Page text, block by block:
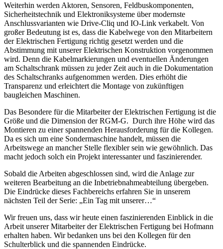
Weiterhin werden Aktoren, Sensoren, Feldbuskomponenten,
Sicherheitstechnik und Elektroniksysteme über modernste
Anschlussvarianten wie Drive-Cliq und IO-Link verkabelt. Von
großer Bedeutung ist es, dass die Kabelwege von den Mitarbeitern
der Elektrischen Fertigung richtig gesetzt werden und die
Abstimmung mit unserer Elektrischen Konstruktion vorgenommen
wird. Denn die Kabelmarkierungen und eventuellen Änderungen
am Schaltschrank müssen zu jeder Zeit auch in die Dokumentation
des Schaltschranks aufgenommen werden. Dies erhöht die
Transparenz und erleichtert die Montage von zukünftigen
baugleichen Maschinen.
Das Besondere für die Mitarbeiter der Elektrischen Fertigung ist die
Größe und die Dimension der RGM-G. Durch ihre Höhe wird das
Montieren zu einer spannenden Herausforderung für die Kollegen.
Da es sich um eine Sondermaschine handelt, müssen die
Arbeitswege an mancher Stelle flexibler sein wie gewöhnlich. Das
macht jedoch solch ein Projekt interessanter und faszinierender.
Sobald die Arbeiten abgeschlossen sind, wird die Anlage zur
weiteren Bearbeitung an die Inbetriebnahmeabteilung übergeben.
Die Eindrücke dieses Fachbereichs erfahren Sie in unserem
nächsten Teil der Serie: „Ein Tag mit unserer…“
Wir freuen uns, dass wir heute einen faszinierenden Einblick in die
Arbeit unserer Mitarbeiter der Elektrischen Fertigung bei Hofmann
erhalten haben. Wir bedanken uns bei den Kollegen für den
Schulterblick und die spannenden Eindrücke.